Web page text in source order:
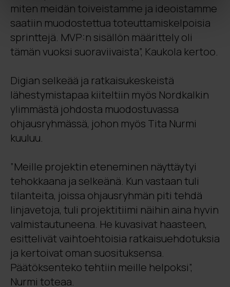
miten meidän toiveistamme ja ideoistamme
saatiin muodostettua toteuttamiskelpoisia
sprinttejä. MVP:n sisällön määrittely oli
tämän vuoksi suoraviivaista”, Kaukola kertoo.
Digian selkeää ja ratkaisukeskeistä
lähestymistapaa kiiteltiin myös Nordkalkin
ylimmästä johdosta muodostuvassa
ohjausryhmässä, johon myös Tita Nurmi
kuuluu.
”Meille projektin eteneminen näyttäytyi
tehokkaana ja selkeänä. Kun vastaan tuli
tilanteita, joissa ohjausryhmän piti tehdä
linjavetoja, tuli projektitiimi näihin aina hyvin
valmistautuneena. He kuvasivat haasteen,
esittelivät vaihtoehtoisia ratkaisuehdotuksia
ja kertoivat oman suosituksensa.
Päätöksenteko tehtiin meille helpoksi”,
Nurmi toteaa.